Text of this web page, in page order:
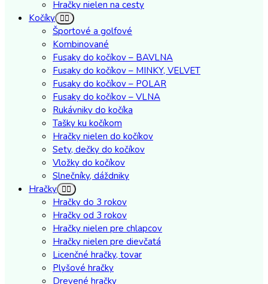
Hračky nielen na cesty
Kočíky
Športové a golfové
Kombinované
Fusaky do kočíkov – BAVLNA
Fusaky do kočíkov – MINKY, VELVET
Fusaky do kočíkov – POLAR
Fusaky do kočíkov – VLNA
Rukávniky do kočíka
Tašky ku kočíkom
Hračky nielen do kočíkov
Sety, dečky do kočíkov
Vložky do kočíkov
Slnečníky, dáždniky
Hračky
Hračky do 3 rokov
Hračky od 3 rokov
Hračky nielen pre chlapcov
Hračky nielen pre dievčatá
Licenčné hračky, tovar
Plyšové hračky
Drevené hračky